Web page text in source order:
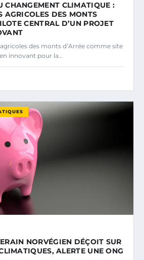
CHANGEMENT CLIMATIQUE :
AGRICOLES DES MONTS
CENTRAL D’UN PROJET
des monts d’Arrée comme site
innovant pour la…
NORVÉGIEN DÉÇOIT SUR
ALERTE UNE ONG